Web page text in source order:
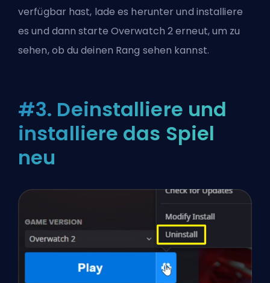
verfügbar hast, lade es herunter und installiere
es und dann starte Overwatch 2 erneut, um zu
sehen, ob du deinen Rang sehen kannst.
#3. Deinstalliere und
installiere das Spiel
neu